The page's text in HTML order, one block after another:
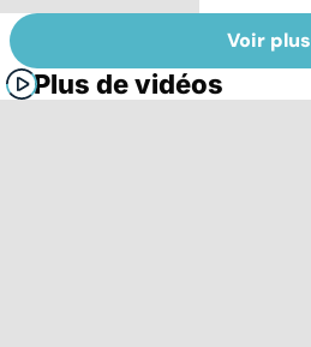
Voir plus
Plus de vidéos